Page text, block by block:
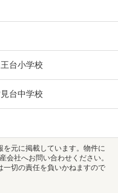
台小学校
台中学校
を元に掲載しています。物件に
会社へお問い合わせください。
切の責任を負いかねますので